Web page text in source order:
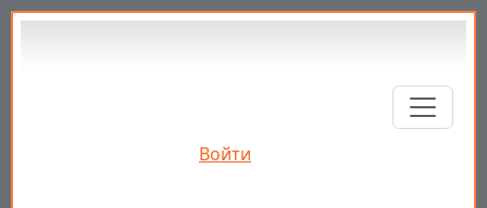
Перейти к основному содержанию
Войти